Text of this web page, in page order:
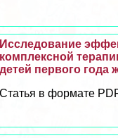
Исследование
комплексной
детей первого года
Статья в формате